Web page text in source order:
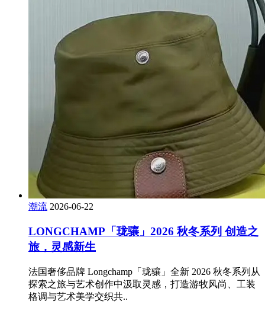
潮流 2026-06-22
LONGCHAMP「珑骧」2026 秋冬系列 创造之
旅，灵感新生
法国奢侈品牌 Longchamp「珑骧」全新 2026 秋冬系列从
探索之旅与艺术创作中汲取灵感，打造游牧风尚、工装
格调与艺术美学交织共..